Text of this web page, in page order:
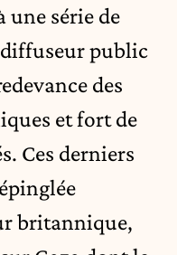
une série de
public
des
et fort de
Ces derniers
britannique,